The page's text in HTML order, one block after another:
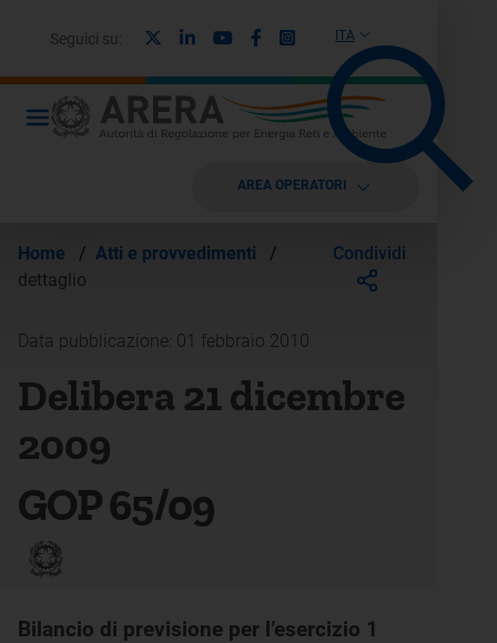
ITA
Seguici su: LinkedinYoutubeFacebook
Instagram
AREA OPERATORI
Home / Atti e provvedimenti
/
dettaglio
Condividi
Data pubblicazione: 01 febbraio 2010
Delibera 21 dicembre
2009
GOP 65/09
Bilancio di previsione per l’esercizio 1